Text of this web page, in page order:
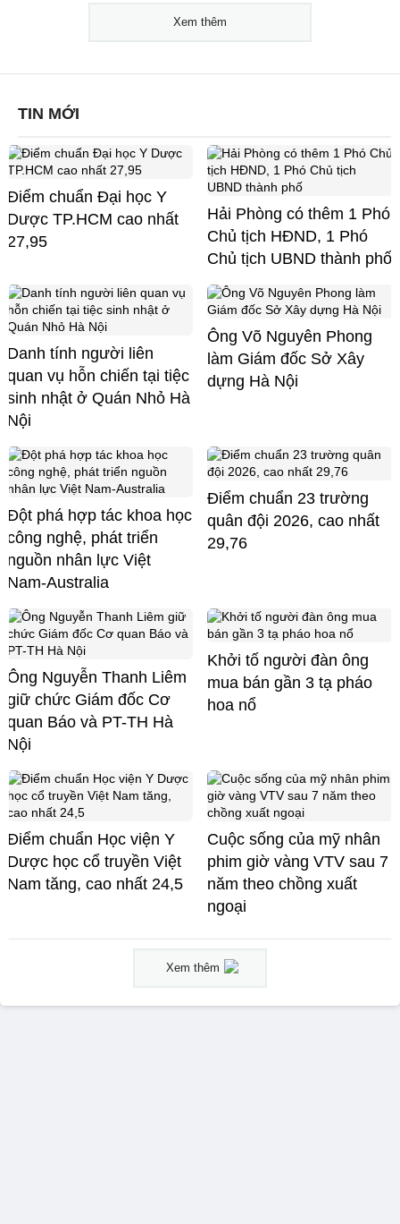
Xem thêm
TIN MỚI
Điểm chuẩn Đại học Y
Dược TP.HCM cao nhất
27,95
Hải Phòng có thêm 1 Phó
Chủ tịch HĐND, 1 Phó
Chủ tịch UBND thành phố
Danh tính người liên
quan vụ hỗn chiến tại tiệc
sinh nhật ở Quán Nhỏ Hà
Nội
Ông Võ Nguyên Phong
làm Giám đốc Sở Xây
dựng Hà Nội
Đột phá hợp tác khoa học
công nghệ, phát triển
nguồn nhân lực Việt
Nam-Australia
Điểm chuẩn 23 trường
quân đội 2026, cao nhất
29,76
Ông Nguyễn Thanh Liêm
giữ chức Giám đốc Cơ
quan Báo và PT-TH Hà
Nội
Khởi tố người đàn ông
mua bán gần 3 tạ pháo
hoa nổ
Điểm chuẩn Học viện Y
Dược học cổ truyền Việt
Nam tăng, cao nhất 24,5
Cuộc sống của mỹ nhân
phim giờ vàng VTV sau 7
năm theo chồng xuất
ngoại
Xem thêm